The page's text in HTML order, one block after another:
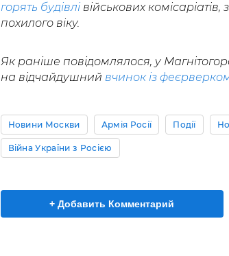
горять будівлівійськових
похилого віку.
Як раніше повідомлялося, у
на відчайдушний вчинок із
Новини Москви Армія Росії Події
Війна України з Росією
+ Добавить Комментарий